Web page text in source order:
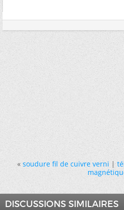
« soudure fil de cuivre verni|
DISCUSSIONS SIMILAIRES